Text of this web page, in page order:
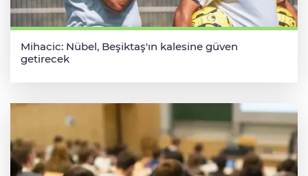
Mihacic: Nübel, Beşiktaş'ın kalesine güven
getirecek